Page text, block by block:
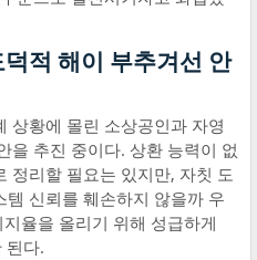
적 해이 부추겨선 안
상황에 몰린 소상공인과 자영
을 추진 중이다. 상환 능력이 없
정리할 필요는 있지만, 자칫 도
신뢰를 훼손하지 않을까 우
율을 올리기 위해 성급하게
된다.